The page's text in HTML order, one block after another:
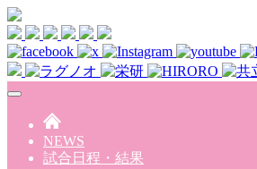
Skip to main content
NEWS
試合日程・結果